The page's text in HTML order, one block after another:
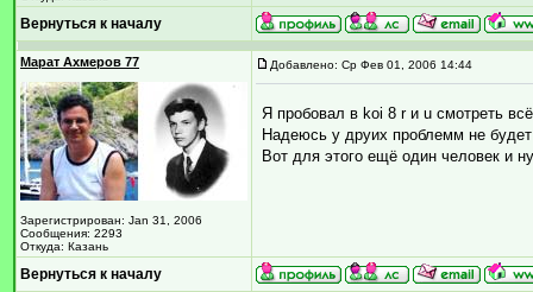
Вернуться к началу
Марат Ахмеров 77
Зарегистрирован: Jan 31, 2006
Сообщения: 2293
Откуда: Казань
Добавлено: Ср Фев 01, 2006 14:44
Я пробовал в koi 8 r и u смотреть
Надеюсь у друих проблемм не будет
Вот для этого ещё один человек и
Вернуться к началу